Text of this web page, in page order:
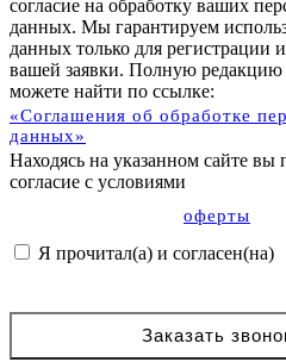
согласие на обработку ваших
данных. Мы гарантируем
данных только для регистрации
вашей заявки. Полную
можете найти по ссылке:
«Соглашения об обработке
данных»
Находясь на указанном сайте вы
согласие с условиями
оферты
Я прочитал(а) и согласен(на)
Заказать